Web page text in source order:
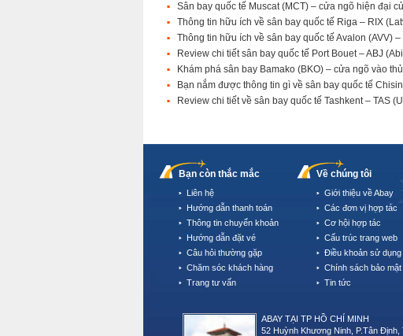
Sân bay quốc tế Muscat (MCT) – cửa ngõ hiện đại
Thông tin hữu ích về sân bay quốc tế Riga – RIX
Thông tin hữu ích về sân bay quốc tế Avalon (AVV)
Review chi tiết sân bay quốc tế Port Bouet – ABJ
Khám phá sân bay Bamako (BKO) – cửa ngõ vào
Bạn nắm được thông tin gì về sân bay quốc tế
Review chi tiết về sân bay quốc tế Tashkent – TAS
Bạn còn thắc mắc
Liên hệ
Hướng dẫn thanh toán
Thông tin chuyển khoản
Hướng dẫn đặt vé
Câu hỏi thường gặp
Chăm sóc khách hàng
Trang tư vấn
Về chúng tôi
Giới thiệu về Abay
Các đơn vị hợp tác
Cơ hội hợp tác
Cấu trúc trang web
Điều khoản sử dụng
Chính sách bảo mật
Tin tức
ABAY TẠI TP HỒ CHÍ MINH
52 Huỳnh Khương Ninh, P.Tân Định,